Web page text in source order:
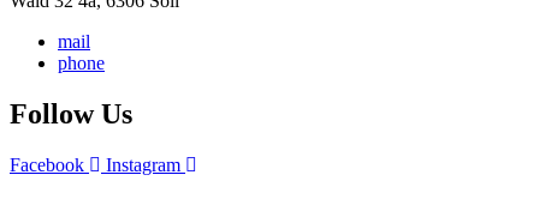
mail
phone
Follow Us
Facebook Instagram